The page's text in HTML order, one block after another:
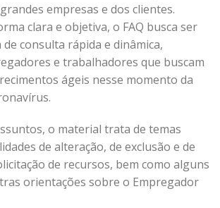
empresas e dos clientes.
clara e objetiva, o FAQ busca ser
consulta rápida e dinâmica,
e trabalhadores que buscam
ágeis nesse momento da
o material trata de temas
de alteração, de exclusão e de
de recursos, bem como alguns
orientações sobre o Empregador